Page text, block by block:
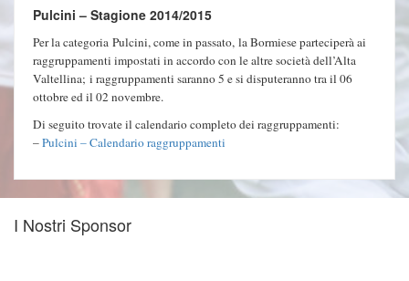
Pulcini – Stagione 2014/2015
Per la categoria Pulcini, come in passato, la Bormiese parteciperà ai
raggruppamenti impostati in accordo con le altre società dell’Alta
Valtellina; i raggruppamenti saranno 5 e si disputeranno tra il 06
ottobre ed il 02 novembre.
Di seguito trovate il calendario completo dei raggruppamenti:
–Pulcini – Calendario raggruppamenti
I Nostri Sponsor